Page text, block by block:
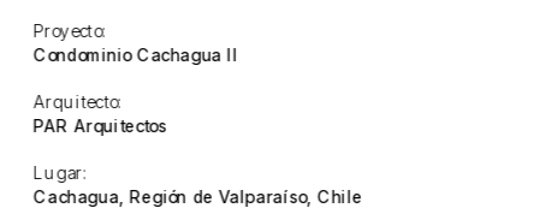
Proyecto:
Condominio Cachagua II
Arquitecto:
PAR Arquitectos
Lugar:
Cachagua, Región de Valparaíso, Chile